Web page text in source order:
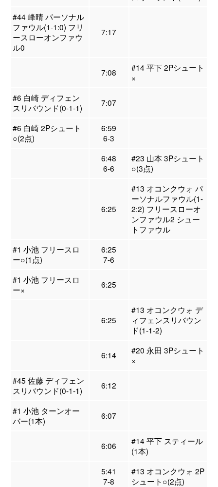
#44 峰晴 パーソナル
ファウル(1-1:0) フリ
ースローオンファウ
ル0
7:17
7:08
#14 平下 2Pシュート
×
#6 白崎 ディフェン
スリバウンド(0-1-1)
7:07
#6 白崎 2Pシュート
○(2点)
6:59
6-3
6:48
6-6
#23 山本 3Pシュート
○(3点)
6:25
#13 オコンクウォ パ
ーソナルファウル(1-
2:2) フリースローオ
ンファウル2 シュー
トファウル
#1 小池 フリースロ
ー○(1点)
6:25
7-6
#1 小池 フリースロ
ー×
6:25
6:25
#13 オコンクウォ デ
ィフェンスリバウン
ド(1-1-2)
6:14
#20 永田 3Pシュート
×
#45 佐藤 ディフェン
スリバウンド(0-1-1)
6:12
#1 小池 ターンオー
バー(1本)
6:07
6:06
#14 平下 スティール
(1本)
5:41
7-8
#13 オコンクウォ 2P
シュート○(2点)